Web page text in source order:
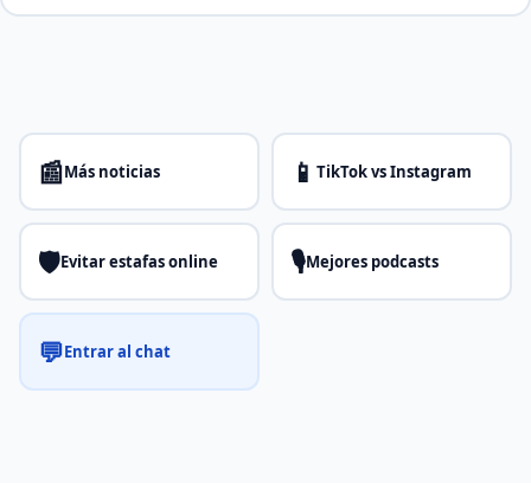
📰Más noticias 📱 TikTok vs Instagram
🛡️Evitar estafas online 🎙️Mejores podcasts
💬Entrar al chat